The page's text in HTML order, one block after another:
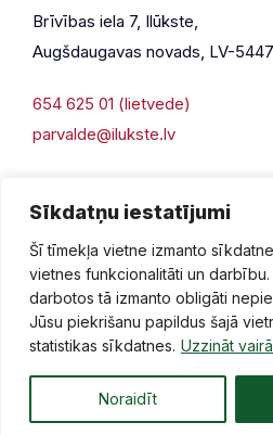
Sīkdatņu iestatījumi
Šī tīmekļa vietne izmanto
vietnes funkcionalitāti un
darbotos tā izmanto obligāti
Jūsu piekrišanu papildus šajā
statistikas sīkdatnes. Uzzināt
Noraidīt
Brīvības iela 7, Ilūkste,
Augšdaugavas novads, LV-5447
654 625 01 (lietvede)
parvalde@ilukste.lv
Privātuma politika
© 2026 Ilūkste, publicētā satura